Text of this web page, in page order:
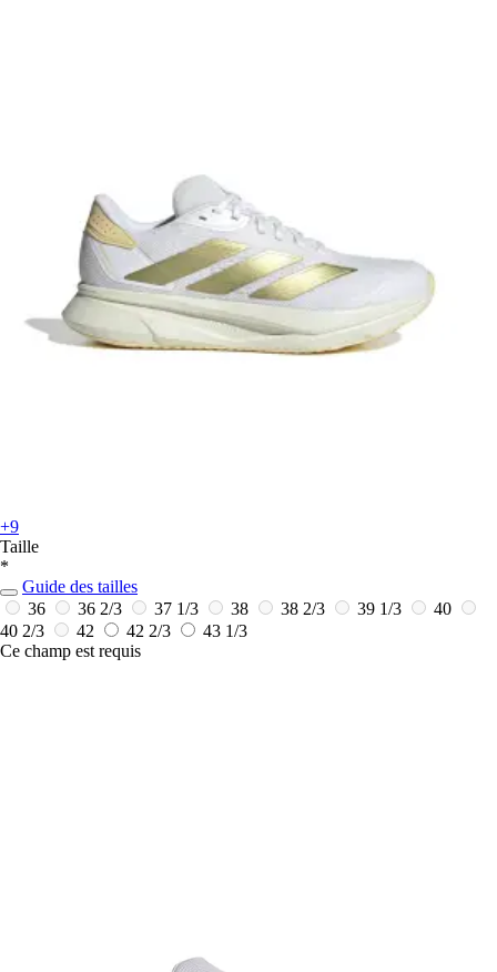
+9
Taille
*
Guide des tailles
36
36 2/3 37 1/3 38 38 2/3 39 1/3
40
40 2/3
42 42 2/3
43 1/3
Ce champ est requis